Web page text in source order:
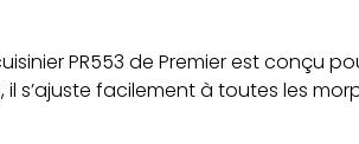
PR553 de Premier est conçu
facilement à toutes les